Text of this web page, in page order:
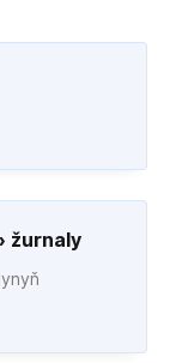
žurnaly